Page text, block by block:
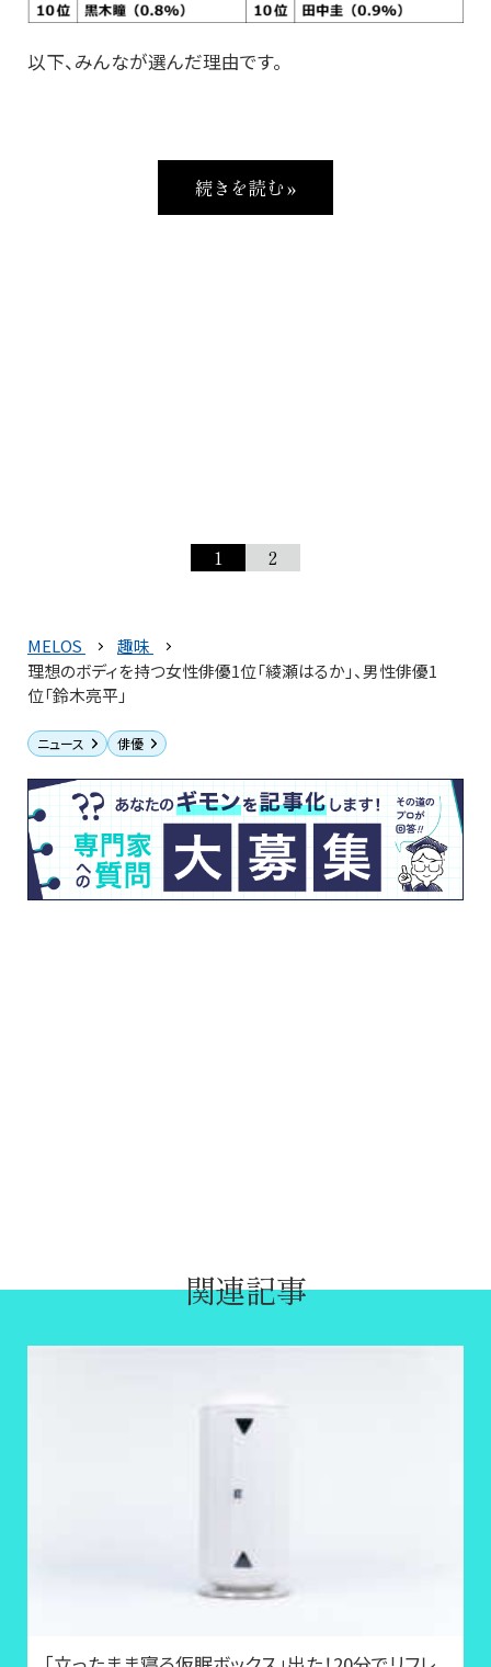
以下、みんなが選んだ理由です。
続きを読む »
1 2
MELOS
趣味
理想のボディを持つ女性俳優1位「綾瀬はるか」、男性俳優1
位「鈴木亮平」
ニュース 俳優
関連記事